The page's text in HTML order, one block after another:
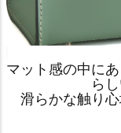
マット感の中に
ら
滑らかな触り